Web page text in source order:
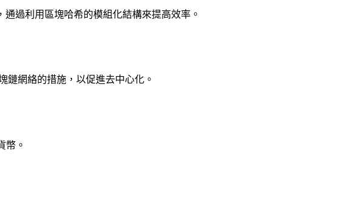
過利用區塊哈希的模組化結構來提高效率。
鏈網絡的措施，以促進去中心化。
幣。